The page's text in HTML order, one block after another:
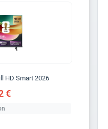
HD Smart 2026
€